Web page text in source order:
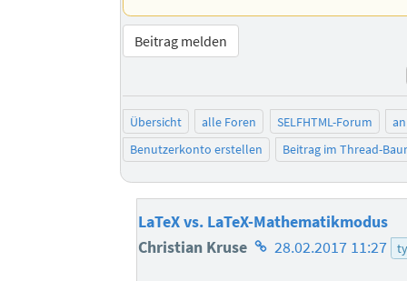
Beitrag melden
Übersicht alle Foren SELFHTML-Forum
Benutzerkonto erstellen
Beitrag im Thread-
LaTeX vs. LaTeX-Mathematikmodus
Christian Kruse Homepage
28.02.2017 11:27